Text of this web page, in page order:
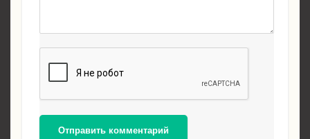
Отправить комментарий